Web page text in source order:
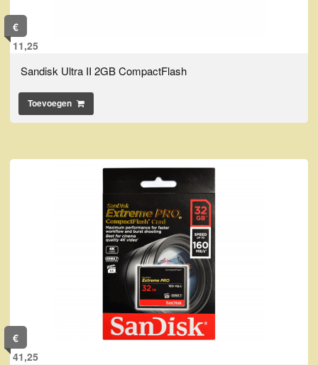
€
11,25
Sandisk Ultra II 2GB CompactFlash
Toevoegen
€
41,25